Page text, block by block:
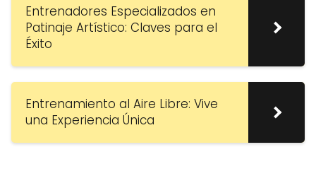
Entrenadores Especializados en
Patinaje Artístico: Claves para el
Éxito
Entrenamiento al Aire Libre: Vive
una Experiencia Única